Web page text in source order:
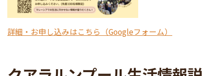
詳細・お申し込みはこちら（Googleフォーム）